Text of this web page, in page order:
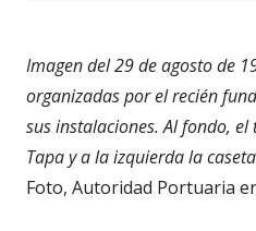
Imagen del 29 de agosto de
organizadas por el recién
sus instalaciones. Al fondo,
Tapa y a la izquierdala
Foto, Autoridad Portuaria